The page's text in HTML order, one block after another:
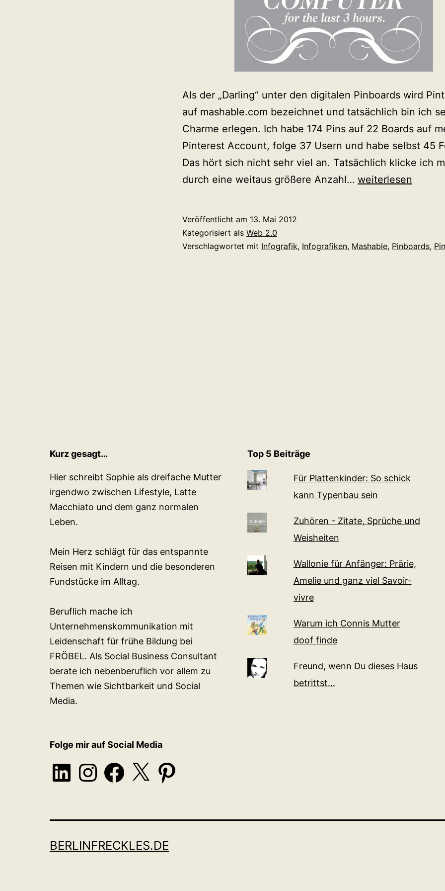
Als der „Darling“ unter den digitalen Pinboards wird
auf mashable.com bezeichnet und tatsächlich bin ich
Charme erlegen. Ich habe 174 Pins auf 22 Boards auf
Pinterest Account, folge 37 Usern und habe selbst 45
Das hört sich nicht sehr viel an. Tatsächlich klicke ich
durch eine weitaus größere Anzahl… Fest
weiterlesen
Veröffentlicht am 13. Mai 2012
Kategorisiert als Web 2.0
Verschlagwortet mit Infografik, Infografiken, Mashable, Pinboards,
Kurz gesagt…
Hier schreibt Sophie als dreifache Mutter
irgendwo zwischen Lifestyle, Latte
Macchiato und dem ganz normalen
Leben.
Mein Herz schlägt für das entspannte
Reisen mit Kindern und die besonderen
Fundstücke im Alltag.
Beruflich mache ich
Unternehmenskommunikation mit
Leidenschaft für frühe Bildung bei
FRÖBEL. Als Social Business Consultant
berate ich nebenberuflich vor allem zu
Themen wie Sichtbarkeit und Social
Media.
Top 5 Beiträge
Für Plattenkinder: So schick
kann Typenbau sein
Zuhören - Zitate, Sprüche und
Weisheiten
Wallonie für Anfänger: Prärie,
Amelie und ganz viel Sa­voir-
vi­v­re
Warum ich Connis Mutter
doof finde
Freund, wenn Du dieses Haus
betrittst...
Folge mir auf Social Media
LinkedInInstagramFacebook
X Pinterest
BERLINFRECKLES.DE